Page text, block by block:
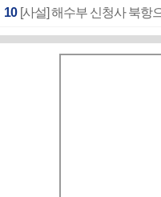
10 [사설] 해수부 신청사 북항